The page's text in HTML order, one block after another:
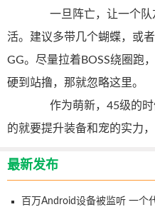
一旦阵亡，让一个队
活。建议多带几个蝴蝶，或
GG。尽量拉着BOSS绕圈跑
硬到站撸，那就忽略这里。
作为萌新，45级的时
的就要提升装备和宠的实力
最新发布
百万Android设备被监听 一个